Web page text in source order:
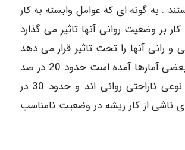
. به گونه ای که عوامل وابسته به کار
بر وضعیت روانی آنها تاثیر می گذارد
رانی آنها را تحت تاثیر قرار می دهد
تا جایی که در بعضی آمارها آمده است حدود 20 در صد
از کارگران دچار نوعی ناراحتی روانی اند و حدود 30 در
ناشی از کار ریشه در وضعیت نامناسب